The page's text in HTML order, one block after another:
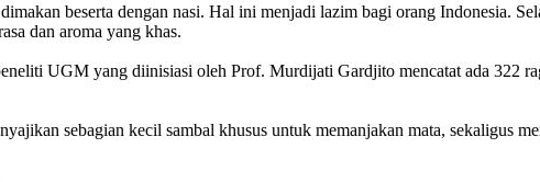
beserta dengan nasi. Hal ini menjadi lazim bagi orang Indonesia.
dan aroma yang khas.
UGM yang diinisiasi oleh Prof. Murdijati Gardjito mencatat ada 322
sebagian kecil sambal khusus untuk memanjakan mata, sekaligus